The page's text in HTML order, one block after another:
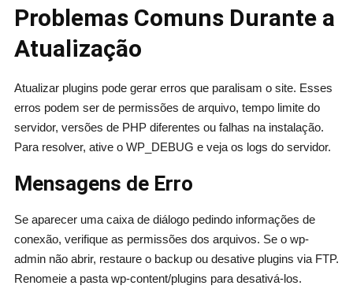
Problemas Comuns Durante a
Atualização
Atualizar plugins pode gerar erros que paralisam o site. Esses
erros podem ser de permissões de arquivo, tempo limite do
servidor, versões de PHP diferentes ou falhas na instalação.
Para resolver, ative o WP_DEBUG e veja os logs do servidor.
Mensagens de Erro
Se aparecer uma caixa de diálogo pedindo informações de
conexão, verifique as permissões dos arquivos. Se o wp-
admin não abrir, restaure o backup ou desative plugins via FTP.
Renomeie a pasta wp-content/plugins para desativá-los.